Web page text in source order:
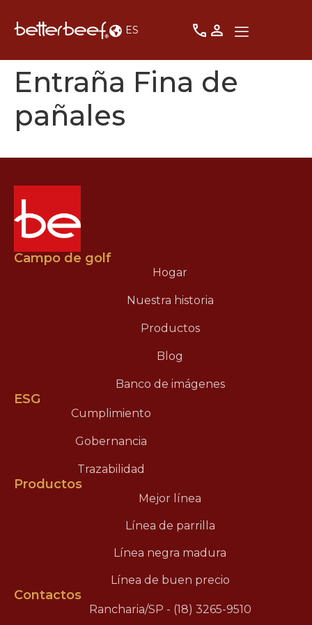
ES
Entraña Fina de
pañales
Campo de golf
Hogar
Nuestra historia
Productos
Blog
Banco de imágenes
ESG
Cumplimiento
Gobernancia
Trazabilidad
Productos
Mejor línea
Línea de parrilla
Línea negra madura
Línea de buen precio
Contactos
Rancharia/SP - (18) 3265-9510